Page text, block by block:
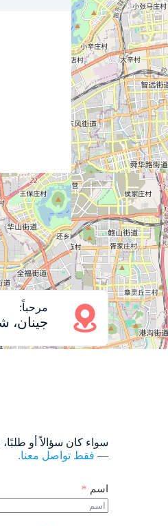
مرحباً:
جينان،
سواء كان سؤالاً أو
— فقط تواصل معنا.
اسم